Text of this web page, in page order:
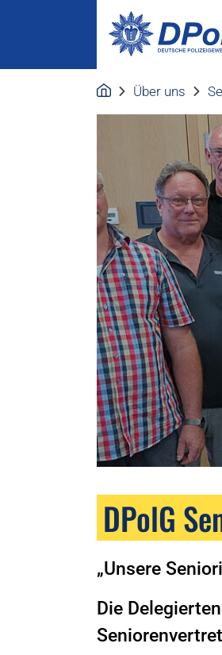
Über uns
DPolG
„Unsere
Die